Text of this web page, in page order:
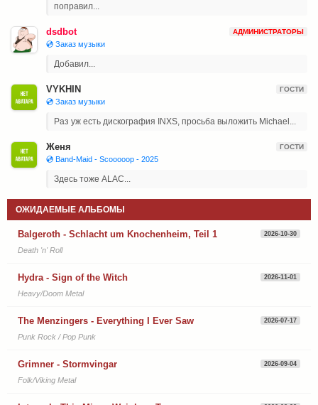
поправил...
dsdbot АДМИНИСТРАТОРЫ
💿 Заказ музыки
Добавил...
VYKHIN ГОСТИ
💿 Заказ музыки
Раз уж есть дискография INXS, просьба выложить Michael...
Женя ГОСТИ
💿 Band-Maid - Scooooop - 2025
Здесь тоже ALAC...
ОЖИДАЕМЫЕ АЛЬБОМЫ
Balgeroth - Schlacht um Knochenheim, Teil 1 2026-10-30
Death 'n' Roll
Hydra - Sign of the Witch 2026-11-01
Heavy/Doom Metal
The Menzingers - Everything I Ever Saw 2026-07-17
Punk Rock / Pop Punk
Grimner - Stormvingar 2026-09-04
Folk/Viking Metal